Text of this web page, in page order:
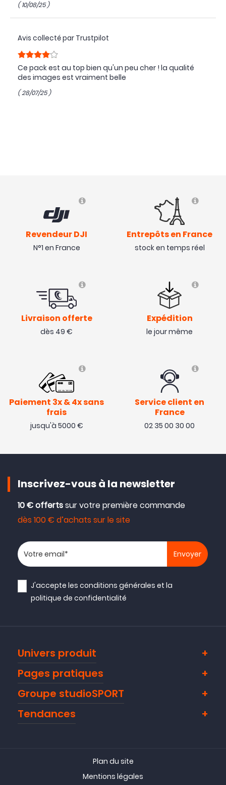
( 10/08/25 )
Avis collecté par Trustpilot
Ce pack est au top bien qu'un peu cher ! la qualité
des images est vraiment belle
( 28/07/25 )
Revendeur DJI
N°1 en France
Entrepôts en France
stock en temps réel
Livraison offerte
dès 49 €
Expédition
le jour même
Paiement 3x & 4x sans
frais
jusqu'à 5000 €
Service client en
France
02 35 00 30 00
Inscrivez-vous à la newsletter
10 € offertssur votre première commande
dès 100 € d’achats sur le site
Votre adresse email
J'accepte lesconditions générales et la
politique de confidentialité
Univers produit
Pages pratiques
Groupe studioSPORT
Tendances
Plan du site
Mentions légales